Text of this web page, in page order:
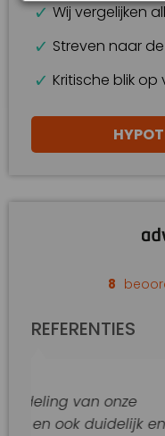
Wij vergelijken
Streven naar
Kritische blik
8
REFERENTIES
onze
duidelijk en